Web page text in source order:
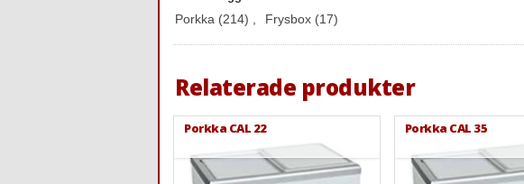
Porkka (214) Frysbox (17)
Relaterade produkter
Porkka CAL 22 Porkka CAL 35